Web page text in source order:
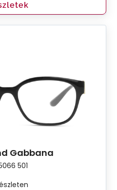
Gabbana
501